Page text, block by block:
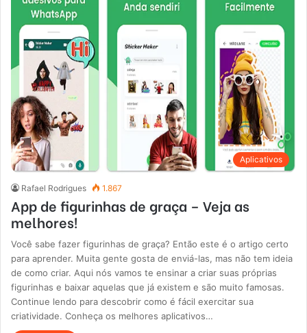
Aplicativos
Rafael Rodrigues 1.867
App de figurinhas de graça – Veja as
melhores!
Você sabe fazer figurinhas de graça? Então este é o artigo certo
para aprender. Muita gente gosta de enviá-las, mas não tem ideia
de como criar. Aqui nós vamos te ensinar a criar suas próprias
figurinhas e baixar aquelas que já existem e são muito famosas.
Continue lendo para descobrir como é fácil exercitar sua
criatividade. Conheça os melhores aplicativos…